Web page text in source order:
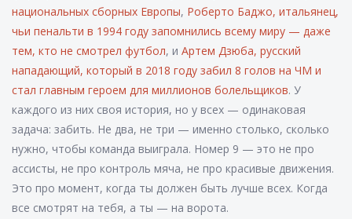
национальных сборных Европы, Роберто Баджо, итальянец,
чьи пенальти в 1994 году запомнились всему миру — даже
тем, кто не смотрел футбол, и Артем Дзюба, русский
нападающий, который в 2018 году забил 8 голов на ЧМ и
стал главным героем для миллионов болельщиков. У
каждого из них своя история, но у всех — одинаковая
задача: забить. Не два, не три — именно столько, сколько
нужно, чтобы команда выиграла. Номер 9 — это не про
ассисты, не про контроль мяча, не про красивые движения.
Это про момент, когда ты должен быть лучше всех. Когда
все смотрят на тебя, а ты — на ворота.